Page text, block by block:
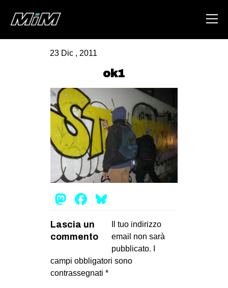
ABOUT
AREA
DEGENERAZIONE
GAZA FREESTYLE
CSOA LAMBRETTA
MSM
STUDENTI TSUNAMI
MILANO
MOBILITAZIONI
SPAZI
23 Dic , 2011
ok1
Mastodon
Facebook
Lascia un
commento
Il tuo indirizzo
email non sarà
pubblicato.
campi obbligatori sono
contrassegnati *